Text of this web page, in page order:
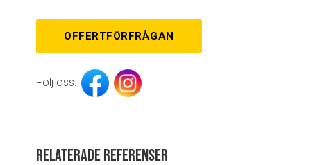
OFFERTFÖRFRÅGAN
Följ oss:
Relaterade referenser